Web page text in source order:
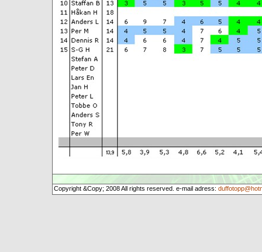
Copyright &Copy; 2008 All rights reserved. e-mail adress: